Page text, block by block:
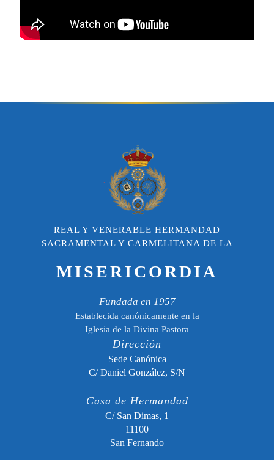
REAL Y VENERABLE HERMANDAD
SACRAMENTAL Y CARMELITANA DE LA
MISERICORDIA
Fundada en 1957
Establecida canónicamente en la
Iglesia de la Divina Pastora
Dirección
Sede Canónica
C/ Daniel González, S/N
Casa de Hermandad
C/ San Dimas, 1
11100
San Fernando